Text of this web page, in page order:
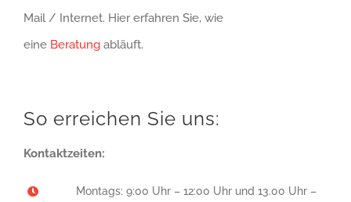
Mail / Internet. Hier erfahren Sie, wie
eine Beratung abläuft.
So erreichen Sie uns:
Kontaktzeiten:
Montags: 9:00 Uhr – 12:00 Uhr und 13.00 Uhr –